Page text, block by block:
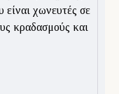
είναι χωνευτές σε
κραδασμούς και